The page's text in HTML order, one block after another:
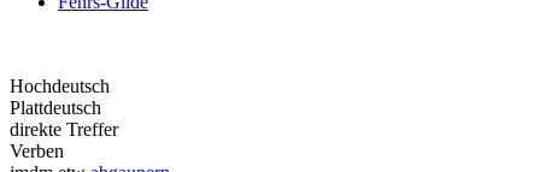
Hochdeutsch
Plattdeutsch
direkte Treffer
Verben